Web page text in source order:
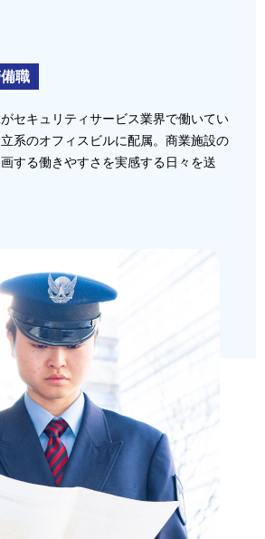
職
セキュリティサービス業界で働いてい
系のオフィスビルに配属。商業施設の
する働きやすさを実感する日々を送